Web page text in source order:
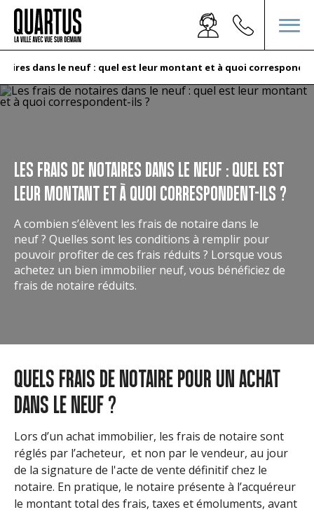
dans le neuf : quel est leur montant et à quoi
LES FRAIS DE NOTAIRES DANS LE NEUF : QUEL EST
LEUR MONTANT ET À QUOI CORRESPONDENT-ILS ?
A combien s’élèvent les frais de notaire dans le
neuf ? Quelles sont les conditions à remplir pour
pouvoir profiter de ces frais réduits ? Lorsque vous
achetez un bien immobilier neuf, vous bénéficiez de
frais de notaire réduits.
QUELS FRAIS DE NOTAIRE POUR UN ACHAT
DANS LE NEUF ?
Lors d’un achat immobilier, les frais de notaire sont
réglés par l’acheteur, et non par le vendeur, au jour
de la signature de l'acte de vente définitif chez le
notaire. En pratique, le notaire présente à l’acquéreur
le montant total des frais, taxes et émoluments, avant